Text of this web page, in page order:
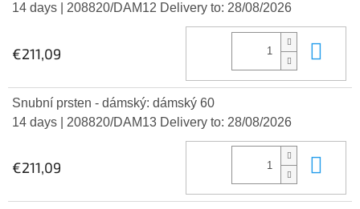
14 days
| 208820/DAM12 Delivery to: 28/08/2026
€211,09
Snubní prsten - dámský: dámský 60
14 days
| 208820/DAM13 Delivery to: 28/08/2026
€211,09